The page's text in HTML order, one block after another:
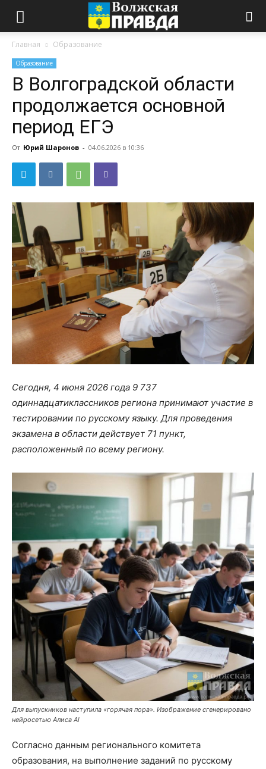
Главная Образование
Образование
В Волгоградской области
продолжается основной
период ЕГЭ
От Юрий Шаронов - 04.06.2026 в 10:36
Сегодня, 4 июня 2026 года 9 737
одиннадцатиклассников региона принимают участие в
тестировании по русскому языку. Для проведения
экзамена в области действует 71 пункт,
расположенный по всему региону.
Для выпускников наступила «горячая пора». Изображение сгенерировано
нейросетью Алиса Al
Согласно данным регионального комитета
образования, на выполнение заданий по русскому